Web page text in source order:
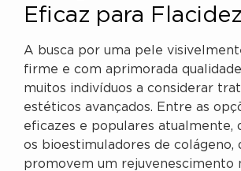
Eficaz para
A busca por uma pele
firme e com aprimorada
muitos indivíduos a considerar
estéticos avançados. Entre as
eficazes e populares atualmente,
os bioestimuladores de colágeno,
promovem um rejuvenescimento